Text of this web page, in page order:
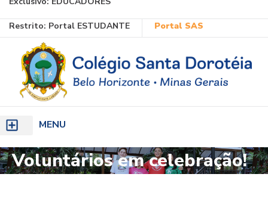
para
conteúdo
Restrito: Portal ESTUDANTE Portal SAS
MENU
Voluntários em celebração!